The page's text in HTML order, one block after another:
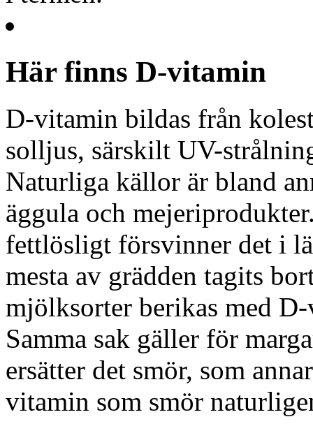
Här finns D-vitamin
D-vitamin bildas från
solljus, särskilt UV-
Naturliga källor är bland
äggula och
fettlösligt försvinner det i
mesta av grädden tagits
mjölksorter berikas med
Samma sak gäller för
ersätter det smör, som
vitamin som smör